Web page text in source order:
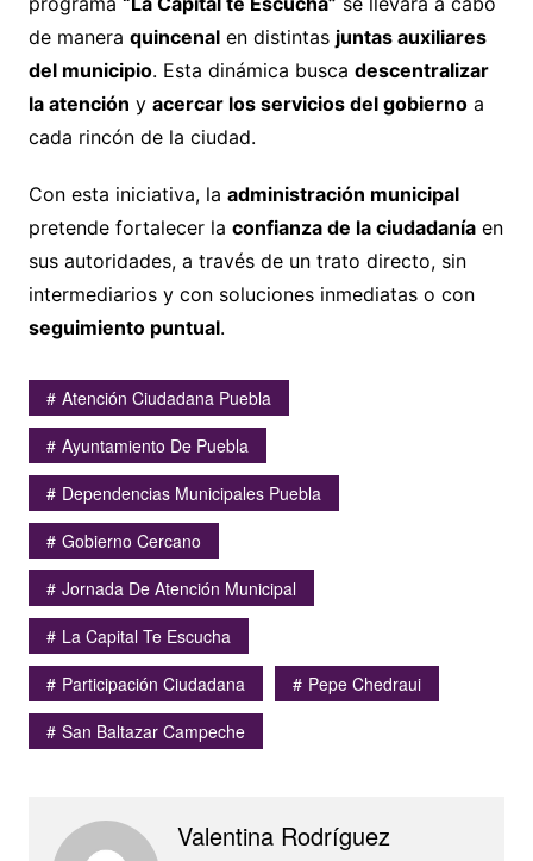
de manera quincenalen distintas juntas auxiliares
del municipio. Esta dinámica busca descentralizar
la atención y acercar los servicios del gobiernoa
cada rincón de la ciudad.
Con esta iniciativa, la administración municipal
pretende fortalecer la confianza de la ciudadaníaen
sus autoridades, a través de un trato directo, sin
intermediarios y con soluciones inmediatas o con
seguimiento puntual.
Atención Ciudadana Puebla
Ayuntamiento De Puebla
Dependencias Municipales Puebla
Gobierno Cercano
Jornada De Atención Municipal
La Capital Te Escucha
Participación Ciudadana
Pepe Chedraui
San Baltazar Campeche
Valentina Rodríguez